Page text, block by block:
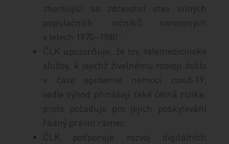
zhoršující se zdravotní stav silných
populačních ročníků narozených
v letech 1970–1980“.
ČLK upozorňuje, že tzv. telemedicínské
služby, k jejichž živelnému rozvoji došlo
v čase epidemie nemoci covid‑19,
vedle výhod přinášejí také četná rizika,
proto požaduje pro jejich poskytování
řádný právní rámec.
ČLK podporuje rozvoj digitálních